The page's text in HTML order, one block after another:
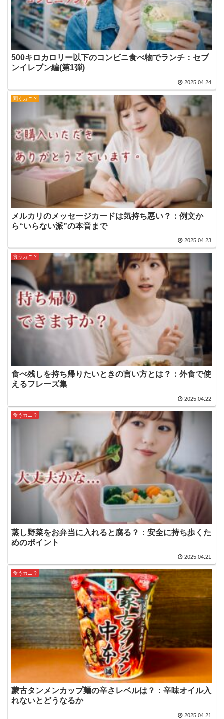
500キロカロリー以下のコンビニ食べ物でランチ：セブ
ンイレブン編(第1弾)
2025.04.24
聞くカニ？
メルカリのメッセージカードは気持ち悪い？：例文か
ら“いらない派”の本音まで
2025.04.23
食うカニ？
食べ残しを持ち帰りたいときの言い方とは？：外食で使
えるフレーズ集
2025.04.22
食うカニ？
蒸し野菜をお弁当に入れると腐る？：安全に持ち歩くた
めのポイント
2025.04.21
食うカニ？
蒙古タンメンカップ麺の辛さレベルは？：辛味オイル入
れないとどうなるか
2025.04.21